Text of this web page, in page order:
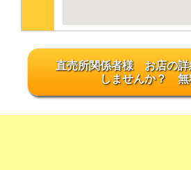
直売所関係者様 お店の詳
しませんか？ 無